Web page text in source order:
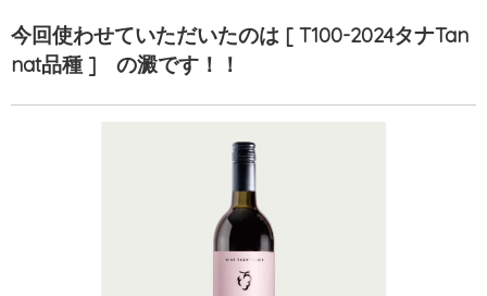
今回使わせていただいたのは [ T100-2024タナTan
nat品種 ] の澱です！！